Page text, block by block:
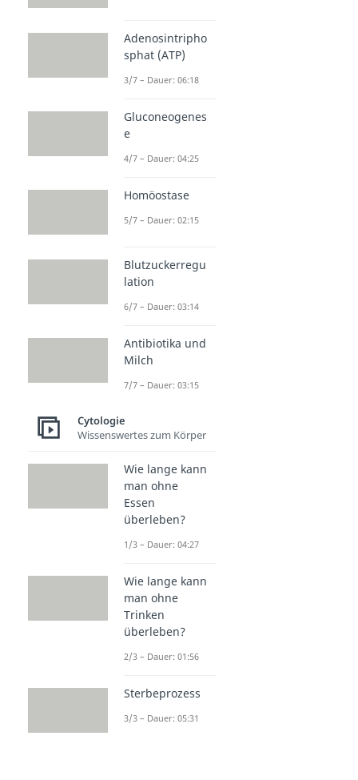
Adenosintripho
sphat (ATP)
3/7 – Dauer: 06:18
Gluconeogenes
e
4/7 – Dauer: 04:25
Homöostase
5/7 – Dauer: 02:15
Blutzuckerregu
lation
6/7 – Dauer: 03:14
Antibiotika und
Milch
7/7 – Dauer: 03:15
Cytologie
Wissenswertes zum Körper
Wie lange kann
man ohne
Essen
überleben?
1/3 – Dauer: 04:27
Wie lange kann
man ohne
Trinken
überleben?
2/3 – Dauer: 01:56
Sterbeprozess
3/3 – Dauer: 05:31